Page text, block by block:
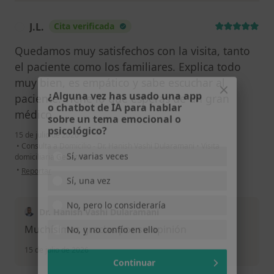
J.L. Cita verificada
Quedamos muy satisfechos con la visita, tanto
el paciente como los familiares. Explica todo
muy bien, es empático y sabe escuchar al
paciente. Tiene lo que esperas de un gran
médico.
15 de julio de 2026
• Consulta a Domicilio - Dr. Hanish Vashi Dularamani
domiciliaria Geriatría
• en opinión del usuario J.L.
Reportar
Dr. Hanish Vashi Dularamani
Muchísimas gracias por su opinión
15 de julio de 2026
¿Alguna vez has usado una app
o chatbot de IA para hablar
sobre un tema emocional o
psicológico?